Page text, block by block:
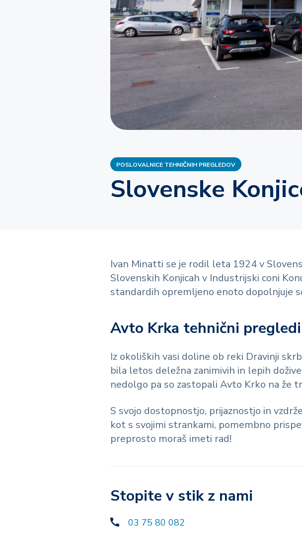
Tehnični pregled
traktorja na terenu
Zaposlitev
Traktor
Zaposlitev
POSLOVALNICE TEHNIČNIH PREGLEDOV
Slovenske
Ivan Minatti se je rodil leta 1924 v
Slovenskih Konjicah v Industrijski coni
standardih opremljeno enoto dopolnjuje
Avto Krka tehnični
Iz okoliških vasi doline ob reki Dravinji
bila letos deležna zanimivih in lepih
nedolgo pa so zastopali Avto Krko na že
S svojo dostopnostjo, prijaznostjo in
kot s svojimi strankami, pomembno
preprosto moraš imeti rad!
Stopite v stik z nami
03 75 80 082